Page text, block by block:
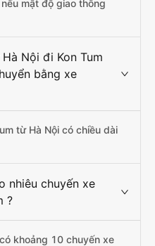
mật độ giao thông
Nội đi Kon Tum
bằng xe
từ Hà Nội có chiều dài
nhiêu chuyến xe
?
khoảng 10 chuyến xe